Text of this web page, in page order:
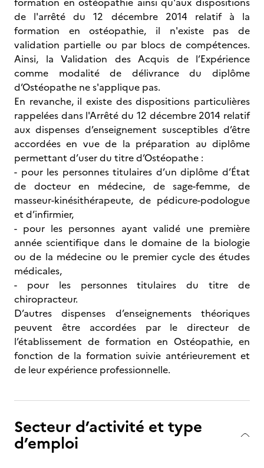
de l'arrêté du 12 décembre 2014 relatif à la
formation en ostéopathie, il n'existe pas de
validation partielle ou par blocs de compétences.
Ainsi, la Validation des Acquis de l’Expérience
comme modalité de délivrance du diplôme
d’Ostéopathe ne s'applique pas.
En revanche, il existe des dispositions particulières
rappelées dans l'Arrêté du 12 décembre 2014 relatif
aux dispenses d’enseignement susceptibles d’être
accordées en vue de la préparation au diplôme
permettant d’user du titre d’Ostéopathe :
- pour les personnes titulaires d’un diplôme d’État
de docteur en médecine, de sage-femme, de
masseur-kinésithérapeute, de pédicure-podologue
et d’infirmier,
- pour les personnes ayant validé une première
année scientifique dans le domaine de la biologie
ou de la médecine ou le premier cycle des études
médicales,
- pour les personnes titulaires du titre de
chiropracteur.
D’autres dispenses d’enseignements théoriques
peuvent être accordées par le directeur de
l’établissement de formation en Ostéopathie, en
fonction de la formation suivie antérieurement et
de leur expérience professionnelle.
Secteur d’activité et type
d’emploi